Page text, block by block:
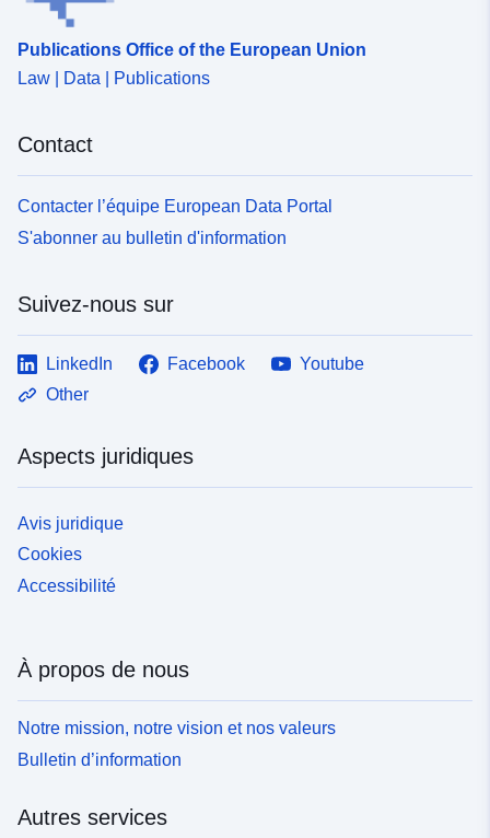
Publications Office of the European Union
Law | Data | Publications
Contact
Contacter l’équipe European Data Portal
S'abonner au bulletin d'information
Suivez-nous sur
LinkedIn Facebook
Youtube
Other
Aspects juridiques
Avis juridique
Cookies
Accessibilité
À propos de nous
Notre mission, notre vision et nos valeurs
Bulletin d’information
Autres services